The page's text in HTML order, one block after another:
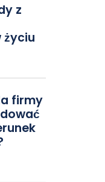
z
życiu
firmy